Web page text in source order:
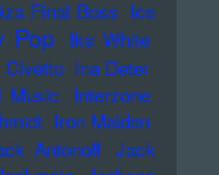
Final Boss Ice
Pop
Ike White
Civetto Ina Deter
Music Interzone
Iron Maiden
Antonoff Jack